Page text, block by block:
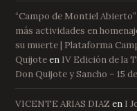
“Campo de Montiel
más actividades en
su muerte | Plataforma
Quijoteen IV Edición de la
Don Quijote y Sancho – 15
VICENTE ARIAS DIAZ en I